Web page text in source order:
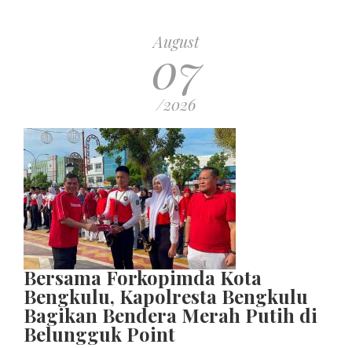
August
07
/2026
Bersama Forkopimda Kota
Bengkulu, Kapolresta Bengkulu
Bagikan Bendera Merah Putih di
Belungguk Point